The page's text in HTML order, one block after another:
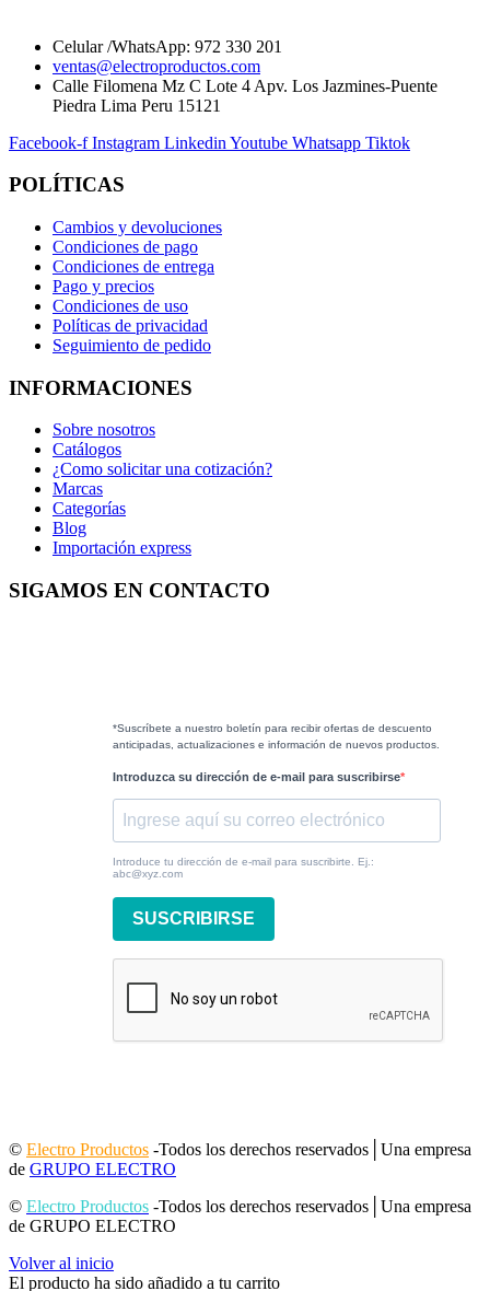
Celular /WhatsApp: 972 330 201
ventas@electroproductos.com
Calle Filomena Mz C Lote 4 Apv. Los Jazmines-Puente
Piedra Lima Peru 15121
Facebook-f Instagram Linkedin Youtube Whatsapp Tiktok
POLÍTICAS
Cambios y devoluciones
Condiciones de pago
Condiciones de entrega
Pago y precios
Condiciones de uso
Políticas de privacidad
Seguimiento de pedido
INFORMACIONES
Sobre nosotros
Catálogos
¿Como solicitar una cotización?
Marcas
Categorías
Blog
Importación express
SIGAMOS EN CONTACTO
*Suscríbete a nuestro boletín para recibir ofertas de descuento
anticipadas, actualizaciones e información de nuevos productos.
Introduzca su dirección de e-mail para suscribirse
Introduce tu dirección de e-mail para suscribirte. Ej.:
abc@xyz.com
SUSCRIBIRSE
© Electro Productos -Todos los derechos reservados│Una empresa
de GRUPO ELECTRO
© Electro Productos -Todos los derechos reservados│Una empresa
de GRUPO ELECTRO
Volver al inicio
El producto ha sido añadido a tu carrito